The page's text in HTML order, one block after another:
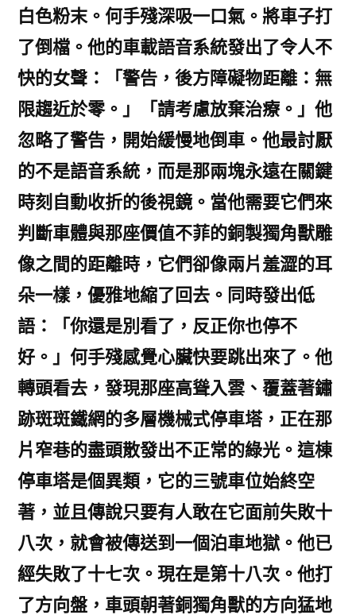
白色粉末。何手殘深吸一口氣。將車子打
了倒檔。他的車載語音系統發出了令人不
快的女聲：「警告，後方障礙物距離：無
限趨近於零。」「請考慮放棄治療。」他
忽略了警告，開始緩慢地倒車。他最討厭
的不是語音系統，而是那兩塊永遠在關鍵
時刻自動收折的後視鏡。當他需要它們來
判斷車體與那座價值不菲的銅製獨角獸雕
像之間的距離時，它們卻像兩片羞澀的耳
朵一樣，優雅地縮了回去。同時發出低
語：「你還是別看了，反正你也停不
好。」何手殘感覺心臟快要跳出來了。他
轉頭看去，發現那座高聳入雲、覆蓋著鏽
跡斑斑鐵網的多層機械式停車塔，正在那
片窄巷的盡頭散發出不正常的綠光。這棟
停車塔是個異類，它的三號車位始終空
著，並且傳說只要有人敢在它面前失敗十
八次，就會被傳送到一個泊車地獄。他已
經失敗了十七次。現在是第十八次。他打
了方向盤，車頭朝著銅獨角獸的方向猛地